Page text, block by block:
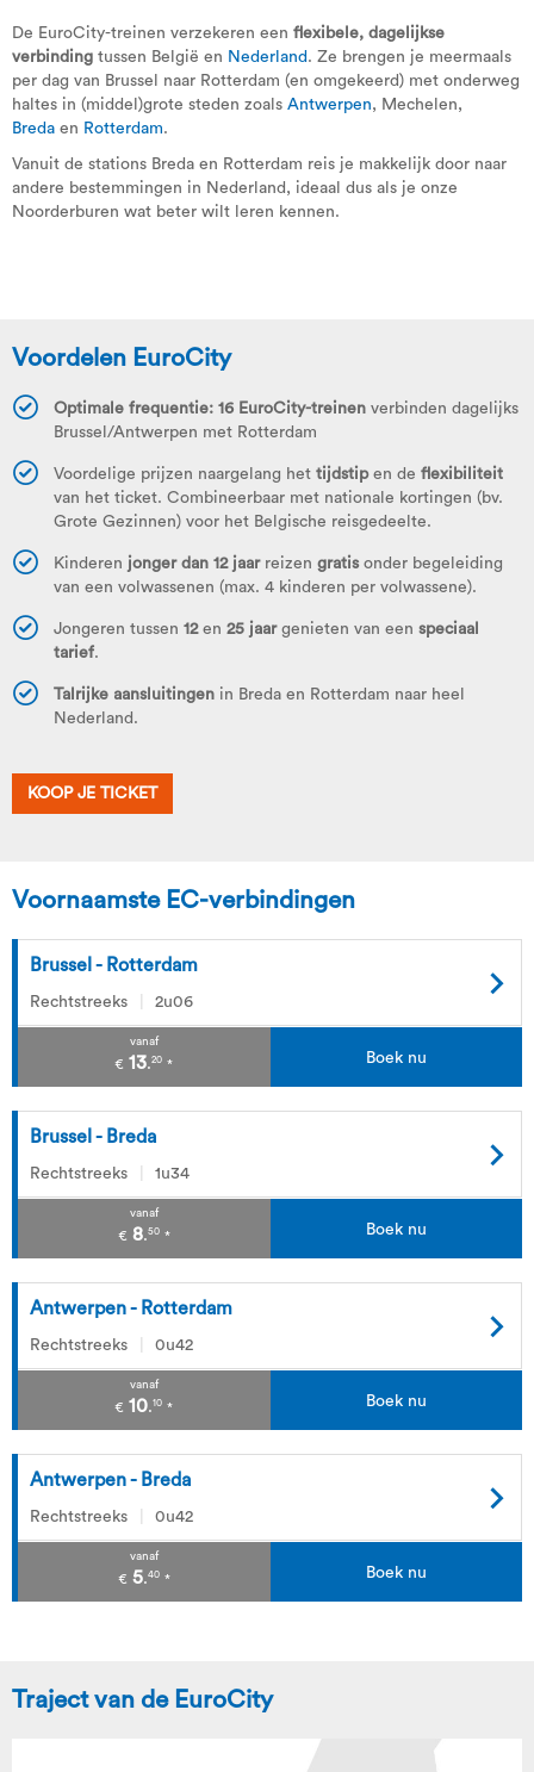
De EuroCity-treinen verzekeren een flexibele, dagelijkse
verbinding tussen België en Nederland . Ze brengen je meermaals
per dag van Brussel naar Rotterdam (en omgekeerd) met onderweg
haltes in (middel)grote steden zoals Antwerpen, Mechelen,
Breda en Rotterdam.
Vanuit de stations Breda en Rotterdam reis je makkelijk door naar
andere bestemmingen in Nederland, ideaal dus als je onze
Noorderburen wat beter wilt leren kennen.
Voordelen EuroCity
Optimale frequentie: 16 EuroCity-treinen verbinden dagelijks
Brussel/Antwerpen met Rotterdam
Voordelige prijzen naargelang het tijdstipen de flexibiliteit
van het ticket. Combineerbaar met nationale kortingen (bv.
Grote Gezinnen) voor het Belgische reisgedeelte.
Kinderen jonger dan 12 jaarreizen gratis onder begeleiding
van een volwassenen (max. 4 kinderen per volwassene).
Jongeren tussen 12 en 25 jaargenieten van een speciaal
tarief.
Talrijke aansluitingen in Breda en Rotterdam naar heel
Nederland.
KOOP JE TICKET
Voornaamste EC-verbindingen
Brussel - Rotterdam
Rechtstreeks 2u06
vanaf
€ 13.20 * Boek nu
Brussel - Breda
Rechtstreeks 1u34
vanaf
€ 8.50 * Boek nu
Antwerpen - Rotterdam
Rechtstreeks 0u42
vanaf
€ 10.10 * Boek nu
Antwerpen - Breda
Rechtstreeks 0u42
vanaf
€ 5.40 * Boek nu
Traject van de EuroCity